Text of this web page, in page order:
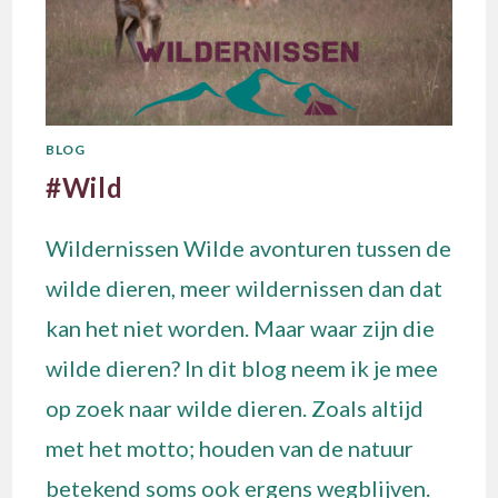
BLOG
#Wild
Wildernissen Wilde avonturen tussen de
wilde dieren, meer wildernissen dan dat
kan het niet worden. Maar waar zijn die
wilde dieren? In dit blog neem ik je mee
op zoek naar wilde dieren. Zoals altijd
met het motto; houden van de natuur
betekend soms ook ergens wegblijven.